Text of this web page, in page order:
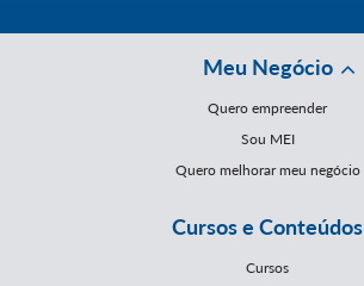
Meu Negócio
Quero empreender
Sou MEI
Quero melhorar meu negócio
Cursos e Conteúdos
Cursos